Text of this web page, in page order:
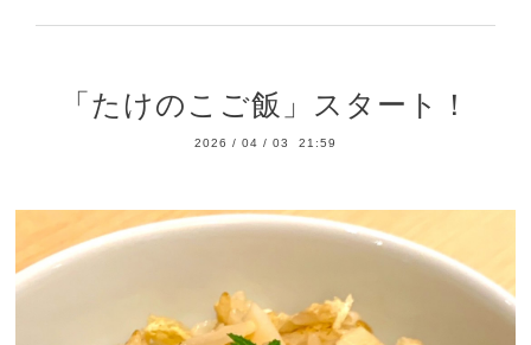
「たけのこご飯」スタート！
2026 / 04 / 03 21:59